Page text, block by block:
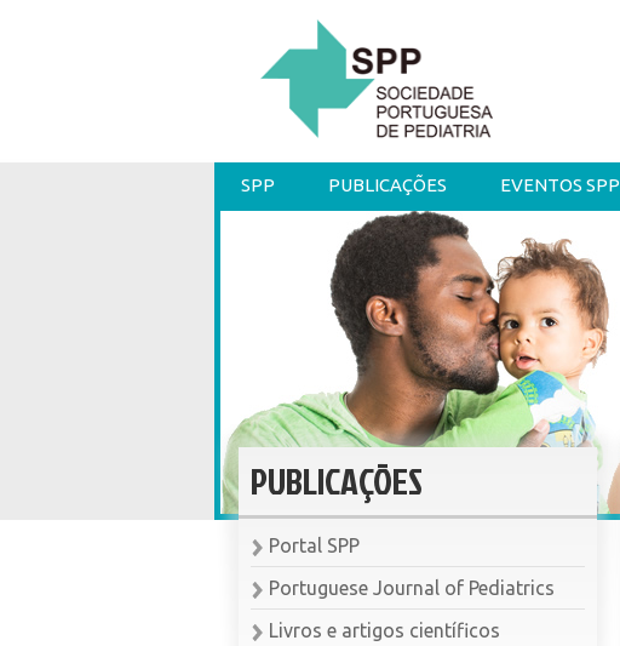
SPP PUBLICAÇÕES EVENTOS SPP
PUBLICAÇÕES
Portal SPP
Portuguese Journal of Pediatrics
Livros e artigos científicos